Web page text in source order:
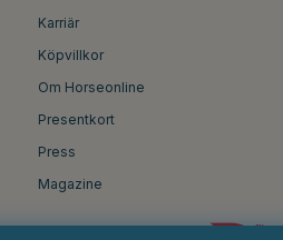
Karriär
Köpvillkor
Om Horseonline
Presentkort
Press
Magazine